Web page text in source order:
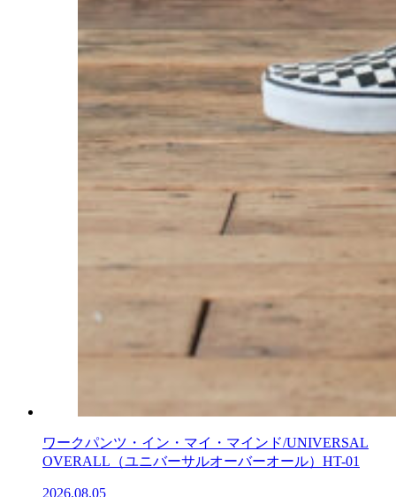
ワークパンツ・イン・マイ・マインド/UNIVERSAL
OVERALL（ユニバーサルオーバーオール）HT-01
2026.08.05